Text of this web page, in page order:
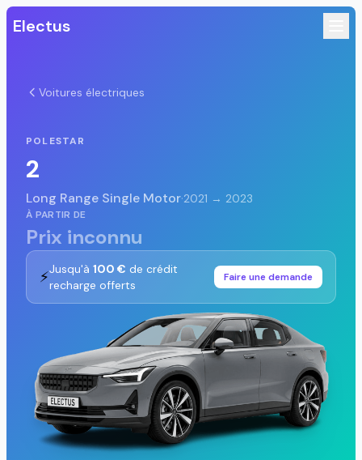
Electus
Voitures électriques
POLESTAR
2
Long Range Single Motor·2021 → 2023
À PARTIR DE
Prix inconnu
⚡Jusqu'à 100 € de crédit
recharge offerts
Faire une demande